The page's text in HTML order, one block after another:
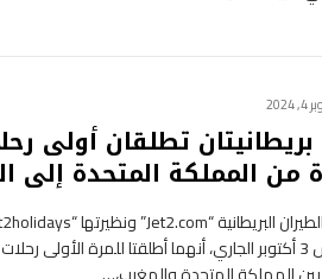
2024
تطلقان أولى
من المملكة المتحدة إلى
أمس الخميس 3 أكتوبر الجاري، أنهما أطلقتا للمرة الأولى